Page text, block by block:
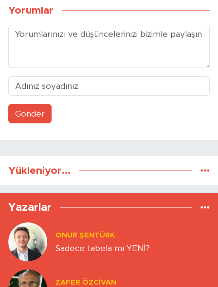
Yorumlar
Gönder
Yükleniyor...
Yazarlar
ONUR ŞENTÜRK
Sadece tabela mı YENİ?
ZAFER ÖZCIVAN